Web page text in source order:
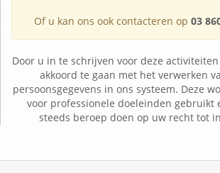
Of u kan ons ook contacteren op 03
Door u in te schrijven voor deze
akkoord te gaan met het verwerken
persoonsgegevens in ons systeem. Deze
voor professionele doeleinden gebruikt
steeds beroep doen op uw recht tot